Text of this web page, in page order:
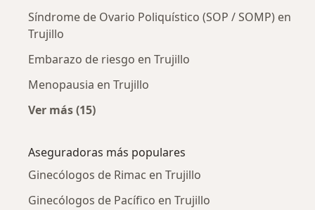
Síndrome de Ovario Poliquístico (SOP / SOMP) en
Trujillo
Embarazo de riesgo en Trujillo
Menopausia en Trujillo
Ver más (15)
Aseguradoras más populares
Ginecólogos de Rimac en Trujillo
Ginecólogos de Pacífico en Trujillo